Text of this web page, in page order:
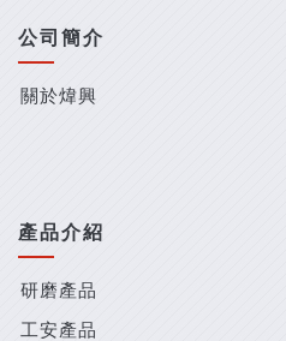
公司簡介
關於煒興
產品介紹
研磨產品
工安產品